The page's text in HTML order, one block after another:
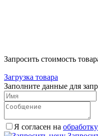
Запросить стоимость
Загрузка товара
Заполните данные для
Я согласен на